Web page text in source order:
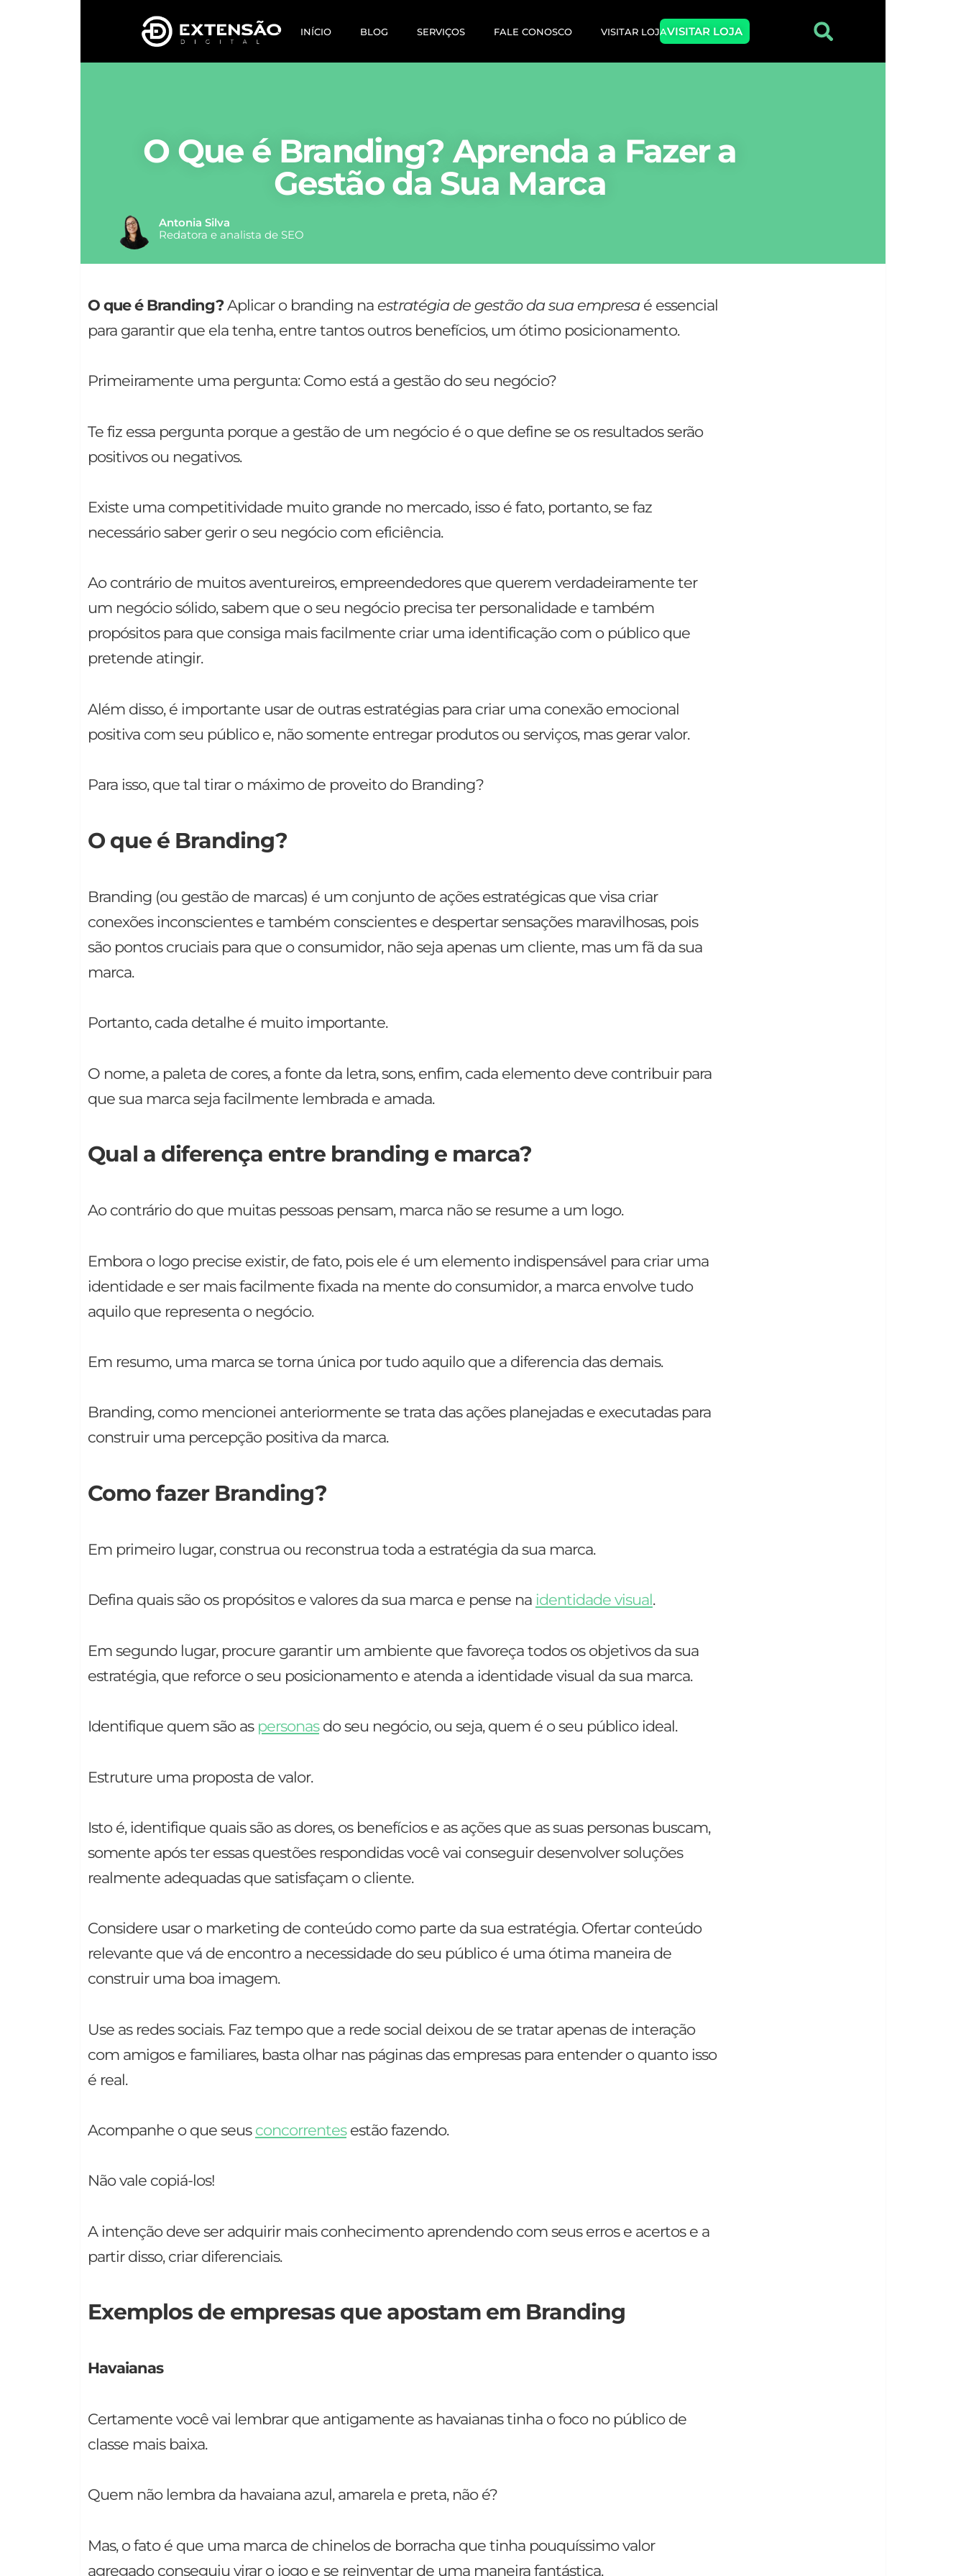
INÍCIO BLOG SERVIÇOS FALE CONOSCO VISITAR LOJAVISITAR LOJA
O Que é Branding? Aprenda a Fazer a
Gestão da Sua Marca
Antonia Silva
Redatora e analista de SEO
O que é Branding?Aplicar o branding na estratégia de gestão da sua empresaé essencial
para garantir que ela tenha, entre tantos outros benefícios, um ótimo posicionamento.
Primeiramente uma pergunta: Como está a gestão do seu negócio?
Te fiz essa pergunta porque a gestão de um negócio é o que define se os resultados serão
positivos ou negativos.
Existe uma competitividade muito grande no mercado, isso é fato, portanto, se faz
necessário saber gerir o seu negócio com eficiência.
Ao contrário de muitos aventureiros, empreendedores que querem verdadeiramente ter
um negócio sólido, sabem que o seu negócio precisa ter personalidade e também
propósitos para que consiga mais facilmente criar uma identificação com o público que
pretende atingir.
Além disso, é importante usar de outras estratégias para criar uma conexão emocional
positiva com seu público e, não somente entregar produtos ou serviços, mas gerar valor.
Para isso, que tal tirar o máximo de proveito do Branding?
O que é Branding?
Branding (ou gestão de marcas) é um conjunto de ações estratégicas que visa criar
conexões inconscientes e também conscientes e despertar sensações maravilhosas, pois
são pontos cruciais para que o consumidor, não seja apenas um cliente, mas um fã da sua
marca.
Portanto, cada detalhe é muito importante.
O nome, a paleta de cores, a fonte da letra, sons, enfim, cada elemento deve contribuir para
que sua marca seja facilmente lembrada e amada.
Qual a diferença entre branding e marca?
Ao contrário do que muitas pessoas pensam, marca não se resume a um logo.
Embora o logo precise existir, de fato, pois ele é um elemento indispensável para criar uma
identidade e ser mais facilmente fixada na mente do consumidor, a marca envolve tudo
aquilo que representa o negócio.
Em resumo, uma marca se torna única por tudo aquilo que a diferencia das demais.
Branding, como mencionei anteriormente se trata das ações planejadas e executadas para
construir uma percepção positiva da marca.
Como fazer Branding?
Em primeiro lugar, construa ou reconstrua toda a estratégia da sua marca.
Defina quais são os propósitos e valores da sua marca e pense na identidade visual.
Em segundo lugar, procure garantir um ambiente que favoreça todos os objetivos da sua
estratégia, que reforce o seu posicionamento e atenda a identidade visual da sua marca.
Identifique quem são as personasdo seu negócio, ou seja, quem é o seu público ideal.
Estruture uma proposta de valor.
Isto é, identifique quais são as dores, os benefícios e as ações que as suas personas buscam,
somente após ter essas questões respondidas você vai conseguir desenvolver soluções
realmente adequadas que satisfaçam o cliente.
Considere usar o marketing de conteúdo como parte da sua estratégia. Ofertar conteúdo
relevante que vá de encontro a necessidade do seu público é uma ótima maneira de
construir uma boa imagem.
Use as redes sociais. Faz tempo que a rede social deixou de se tratar apenas de interação
com amigos e familiares, basta olhar nas páginas das empresas para entender o quanto isso
é real.
Acompanhe o que seus concorrentesestão fazendo.
Não vale copiá-los!
A intenção deve ser adquirir mais conhecimento aprendendo com seus erros e acertos e a
partir disso, criar diferenciais.
Exemplos de empresas que apostam em Branding
Havaianas
Certamente você vai lembrar que antigamente as havaianas tinha o foco no público de
classe mais baixa.
Quem não lembra da havaiana azul, amarela e preta, não é?
Mas, o fato é que uma marca de chinelos de borracha que tinha pouquíssimo valor
agregado conseguiu virar o jogo e se reinventar de uma maneira fantástica.